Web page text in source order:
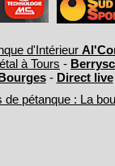
d'Intérieur
à Tours -
- Direct live
de pétanque : La